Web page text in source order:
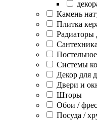
Камень
Плитка
Радиаторы
Сантехника
Системы
Декор для
Двери и
Шторы
Обои /
Посуда /